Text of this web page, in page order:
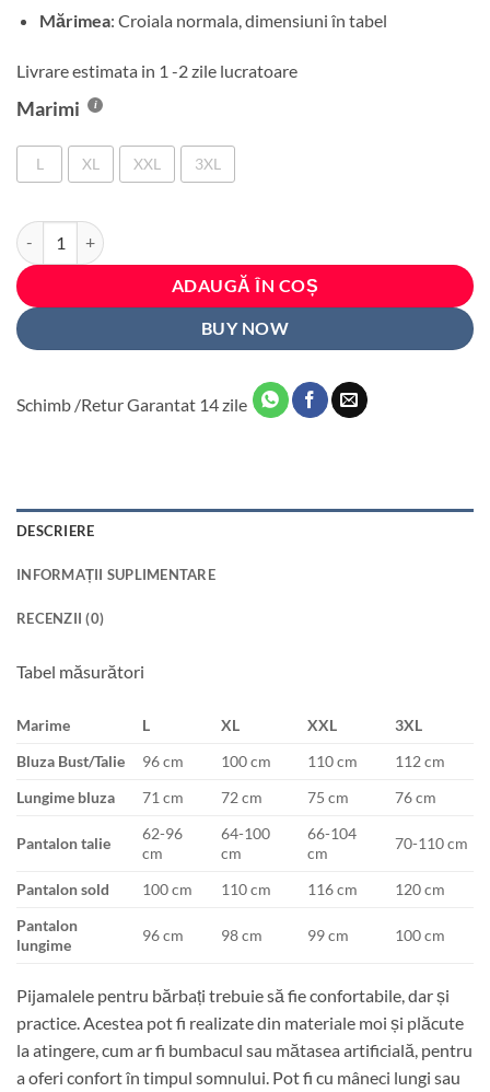
Mărimea: Croiala normala, dimensiuni în tabel
Livrare estimata in 1 -2 zile lucratoare
Marimi
L XL XXL 3XL
Cantitate Pijama polar de bărbați, Bluza neagra și pantalon albastru -
ADAUGĂ ÎN COȘ
BUY NOW
Schimb /Retur Garantat 14 zile
DESCRIERE
INFORMAȚII SUPLIMENTARE
RECENZII (0)
Tabel măsurători
Marime L XL XXL
3XL
Bluza Bust/Talie
96 cm 100 cm 110 cm
112 cm
Lungime bluza
71 cm 72 cm 75 cm 76 cm
Pantalon talie
62-96
cm
64-100
cm
66-104
cm
70-110 cm
Pantalon sold 100 cm 110 cm 116 cm
120 cm
Pantalon
lungime
96 cm 98 cm 99 cm 100 cm
Pijamalele pentru bărbați trebuie să fie confortabile, dar și
practice. Acestea pot fi realizate din materiale moi și plăcute
la atingere, cum ar fi bumbacul sau mătasea artificială, pentru
a oferi confort în timpul somnului. Pot fi cu mâneci lungi sau